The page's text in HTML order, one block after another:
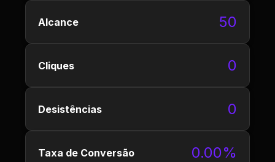
Alcance 50
Cliques 0
Desistências 0
Taxa de Conversão 0.00%